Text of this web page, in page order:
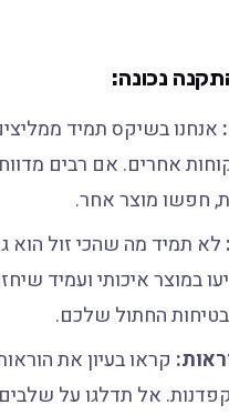
נכונה:
אנחנו בשיקס תמיד
אחרים. אם רבים
חפשו מוצר אחר.
תמיד מה שהכי זול הוא
במוצר איכותי ועמיד
החתול שלכם.
קראו בעיון את הוראות
אל תדלגו על שלבים